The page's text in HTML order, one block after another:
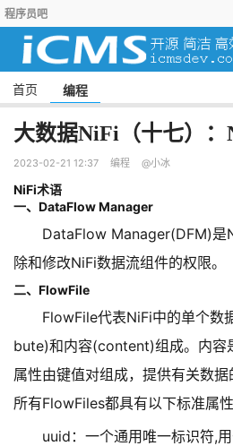
程序员吧
首页 编程
大数据NiFi（十七）
2023-02-21 12:37 编程 @小冰
NiFi术语
一、DataFlow Manager
DataFlow Manager(DFM)是
除和修改NiFi数据流组件的权限。
二、FlowFile
FlowFile代表NiFi中的单个数
bute)和内容(content)组成。内容
属性由键值对组成，提供有关数据
所有FlowFiles都具有以下标准属性
uuid：一个通用唯一标识符,